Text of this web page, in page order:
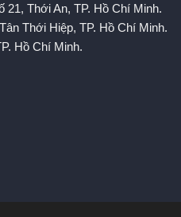
21, Thới An, TP. Hồ Chí Minh.
Thới Hiệp, TP. Hồ Chí Minh.
Hồ Chí Minh.